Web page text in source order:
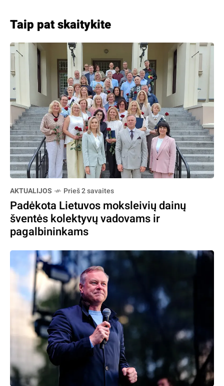
Taip pat skaitykite
AKTUALIJOS Prieš 2 savaites
Padėkota Lietuvos moksleivių dainų
šventės kolektyvų vadovams ir
pagalbininkams